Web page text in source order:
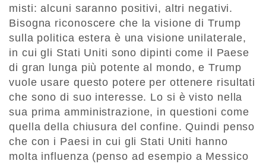
misti: alcuni saranno positivi, altri negativi.
Bisogna riconoscere che la visione di Trump
sulla politica estera è una visione unilaterale,
in cui gli Stati Uniti sono dipinti come il Paese
di gran lunga più potente al mondo, e Trump
vuole usare questo potere per ottenere risultati
che sono di suo interesse. Lo si è visto nella
sua prima amministrazione, in questioni come
quella della chiusura del confine. Quindi penso
che con i Paesi in cui gli Stati Uniti hanno
molta influenza (penso ad esempio a Messico